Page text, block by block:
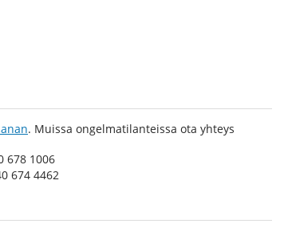
. Muissa ongelmatilanteissa ota yhteys
678 1006
674 4462